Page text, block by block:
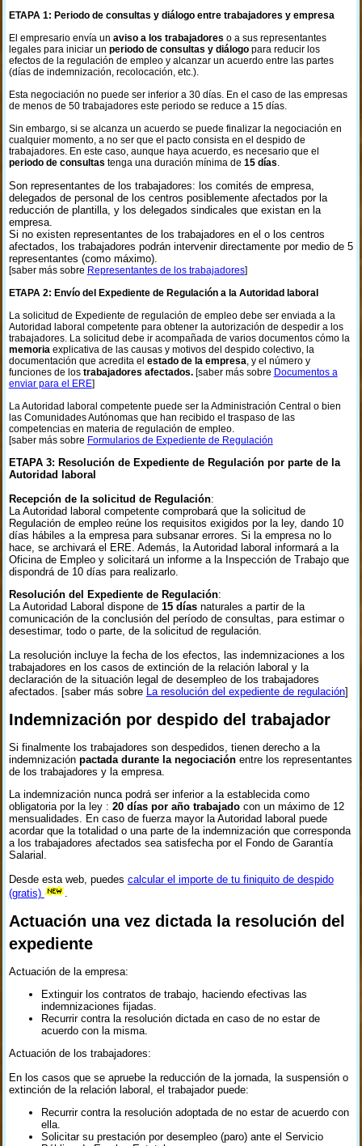
ETAPA 1: Periodo de consultas y diálogo entre trabajadores y empresa
El empresario envía un aviso a los trabajadores o a sus representantes
legales para iniciar un periodo de consultas y diálogopara reducir los
efectos de la regulación de empleo y alcanzar un acuerdo entre las partes
(días de indemnización, recolocación, etc.).
Esta negociación no puede ser inferior a 30 días. En el caso de las empresas
de menos de 50 trabajadores este periodo se reduce a 15 días.
Sin embargo, si se alcanza un acuerdo se puede finalizar la negociación en
cualquier momento, a no ser que el pacto consista en el despido de
trabajadores. En este caso, aunque haya acuerdo, es necesario que el
periodo de consultas tenga una duración mínima de 15 días.
Son representantes de los trabajadores: los comités de empresa,
delegados de personal de los centros posiblemente afectados por la
reducción de plantilla, y los delegados sindicales que existan en la
empresa.
Si no existen representantes de los trabajadores en el o los centros
afectados, los trabajadores podrán intervenir directamente por medio de 5
representantes (como máximo).
[saber más sobre Representantes de los trabajadores]
ETAPA 2: Envío del Expediente de Regulación a la Autoridad laboral
La solicitud de Expediente de regulación de empleo debe ser enviada a la
Autoridad laboral competente para obtener la autorización de despedir a los
trabajadores. La solicitud debe ir acompañada de varios documentos cómo la
memoriaexplicativa de las causas y motivos del despido colectivo, la
documentación que acredita el estado de la empresa, y el número y
funciones de los trabajadores afectados.[saber más sobre Documentos a
enviar para el ERE]
La Autoridad laboral competente puede ser la Administración Central o bien
las Comunidades Autónomas que han recibido el traspaso de las
competencias en materia de regulación de empleo.
[saber más sobre Formularios de Expediente de Regulación
ETAPA 3: Resolución de Expediente de Regulación por parte de la
Autoridad laboral
Recepción de la solicitud de Regulación:
La Autoridad laboral competente comprobará que la solicitud de
Regulación de empleo reúne los requisitos exigidos por la ley, dando 10
días hábiles a la empresa para subsanar errores. Si la empresa no lo
hace, se archivará el ERE. Además, la Autoridad laboral informará a la
Oficina de Empleo y solicitará un informe a la Inspección de Trabajo que
dispondrá de 10 días para realizarlo.
Resolución del Expediente de Regulación:
La Autoridad Laboral dispone de 15 díasnaturales a partir de la
comunicación de la conclusión del período de consultas, para estimar o
desestimar, todo o parte, de la solicitud de regulación.
La resolución incluye la fecha de los efectos, las indemnizaciones a los
trabajadores en los casos de extinción de la relación laboral y la
declaración de la situación legal de desempleo de los trabajadores
afectados. [saber más sobre La resolución del expediente de regulación]
Indemnización por despido del trabajador
Si finalmente los trabajadores son despedidos, tienen derecho a la
indemnización pactada durante la negociaciónentre los representantes
de los trabajadores y la empresa.
La indemnización nunca podrá ser inferior a la establecida como
obligatoria por la ley : 20 días por año trabajadocon un máximo de 12
mensualidades. En caso de fuerza mayor la Autoridad laboral puede
acordar que la totalidad o una parte de la indemnización que corresponda
a los trabajadores afectados sea satisfecha por el Fondo de Garantía
Salarial.
Desde esta web, puedes calcular el importe de tu finiquito de despido
(gratis)
.
Actuación una vez dictada la resolución del
expediente
Actuación de la empresa:
Extinguir los contratos de trabajo, haciendo efectivas las
indemnizaciones fijadas.
Recurrir contra la resolución dictada en caso de no estar de
acuerdo con la misma.
Actuación de los trabajadores:
En los casos que se apruebe la reducción de la jornada, la suspensión o
extinción de la relación laboral, el trabajador puede:
Recurrir contra la resolución adoptada de no estar de acuerdo con
ella.
Solicitar su prestación por desempleo (paro) ante el Servicio